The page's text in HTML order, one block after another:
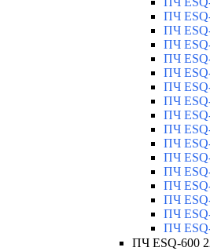
ПЧ
ПЧ
ПЧ
ПЧ
ПЧ
ПЧ
ПЧ
ПЧ
ПЧ
ПЧ
ПЧ
ПЧ
ПЧ
ПЧ
ПЧ
ПЧ
ПЧ ESQ-600